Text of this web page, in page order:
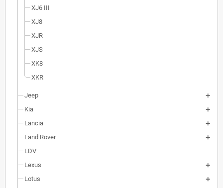
XJ6 III
XJ8
XJR
XJS
XK8
XKR
Jeep
Kia
Lancia
Land Rover
LDV
Lexus
Lotus